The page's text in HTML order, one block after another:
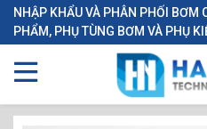
NHẬP KHẨU VÀ PHÂN PHỐI BƠM
PHẨM, PHỤ TÙNG BƠM VÀ PHỤ